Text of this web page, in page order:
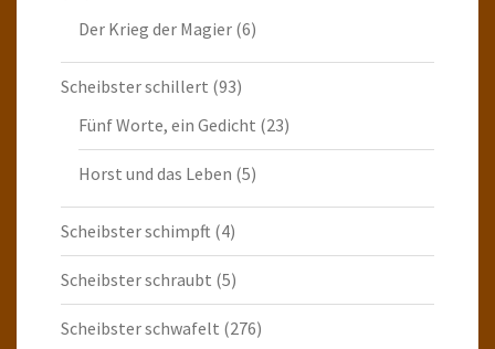
Der Krieg der Magier (6)
Scheibster schillert (93)
Fünf Worte, ein Gedicht (23)
Horst und das Leben (5)
Scheibster schimpft (4)
Scheibster schraubt (5)
Scheibster schwafelt (276)